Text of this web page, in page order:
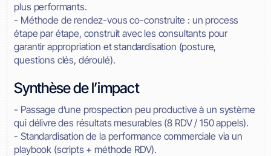
plus performants.
- Méthode de rendez-vous co-construite : un process
étape par étape, construit avec les consultants pour
garantir appropriation et standardisation (posture,
questions clés, déroulé).
Synthèse de l’impact
- Passage d’une prospection peu productive à un système
qui délivre des résultats mesurables (8 RDV / 150 appels).
- Standardisation de la performance commerciale via un
playbook (scripts + méthode RDV).